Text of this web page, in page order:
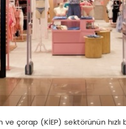
ve çorap (KİEP) sektörünün